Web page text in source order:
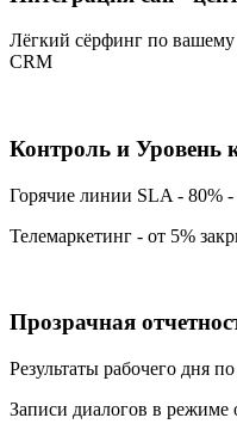
Лёгкий сёрфинг по вашему
CRM
Контроль и Уровень
Горячие линии SLA - 80% -
Телемаркетинг - от 5%
Прозрачная
Результаты рабочего дня
Записи диалогов в режиме